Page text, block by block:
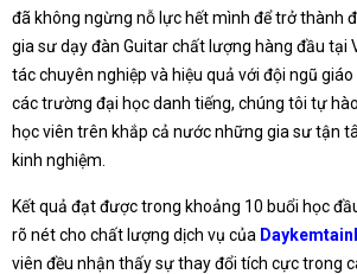
đã không ngừng nỗ lực hết mình để trở thành
gia sư dạy đàn Guitar chất lượng hàng đầu tại
tác chuyên nghiệp và hiệu quả với đội ngũ
các trường đại học danh tiếng, chúng tôi tự
học viên trên khắp cả nước những gia sư tận
kinh nghiệm.
Kết quả đạt được trong khoảng 10 buổi học
rõ nét cho chất lượng dịch vụ của
viên đều nhận thấy sự thay đổi tích cực trong